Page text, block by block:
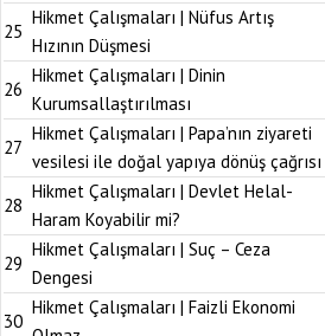
25
Hikmet Çalışmaları | Nüfus Artış
Hızının Düşmesi
26
Hikmet Çalışmaları | Dinin
Kurumsallaştırılması
27
Hikmet Çalışmaları | Papa’nın ziyareti
vesilesi ile doğal yapıya dönüş çağrısı
28
Hikmet Çalışmaları | Devlet Helal-
Haram Koyabilir mi?
29
Hikmet Çalışmaları | Suç – Ceza
Dengesi
30
Hikmet Çalışmaları | Faizli Ekonomi